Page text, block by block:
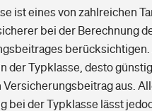
ist eines von zahlreichen
bei der Berechnung
berücksichtigen.
der Typklasse, desto
Versicherungsbeitrag aus.
bei der Typklasse lässt